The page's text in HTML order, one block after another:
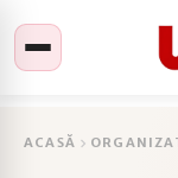
ACASĂ